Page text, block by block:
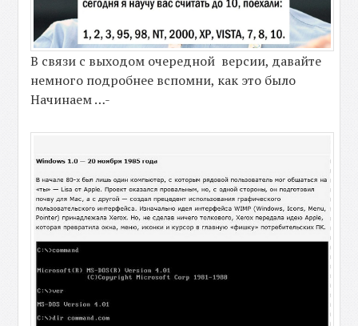
В связи с выходом очередной версии, давайте
немного подробнее вспомни, как это было
Начинаем …-